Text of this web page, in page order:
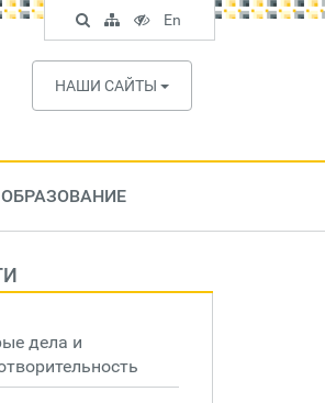
НАШИ САЙТЫ
ОБРАЗОВАНИЕ
дела и
Поиск
по
сайту
Карта
сайта
Версия
для
слабовидящих
En
English